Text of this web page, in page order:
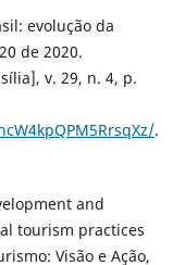
evolução da
de 2020.
v. 29, n. 4, p.
.
and
tourism practices
Visão e Ação,